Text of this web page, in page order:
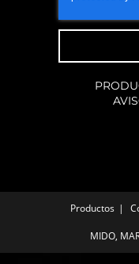
Productos
MIDO,